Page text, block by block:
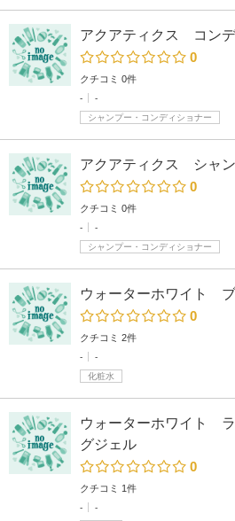
アクアティクス コン
0
クチコミ 0件
-
-
シャンプー・コンディショナー
アクアティクス シャ
0
クチコミ 0件
-
-
シャンプー・コンディショナー
ウォーターホワイト
0
クチコミ 2件
-
-
化粧水
ウォーターホワイト
グジェル
0
クチコミ 1件
-
-